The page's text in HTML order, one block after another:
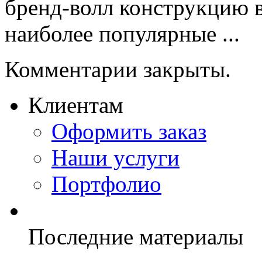
бренд-волл конструкцию
наиболее популярные ...
Комментарии закрыты.
Клиентам
Оформить заказ
Наши услуги
Портфолио
Последние материалы